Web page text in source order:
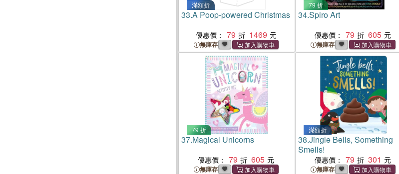
滿額折
33.A Poop-powered Christmas
優惠價： 79 1469
無庫存
79 折
34.Spiro Art
優惠價： 79 605
無庫存
79 折
37.Magical Unicorns
優惠價： 79 605
無庫存
滿額折
38.Jingle Bells, Something
Smells!
優惠價： 79 301
無庫存